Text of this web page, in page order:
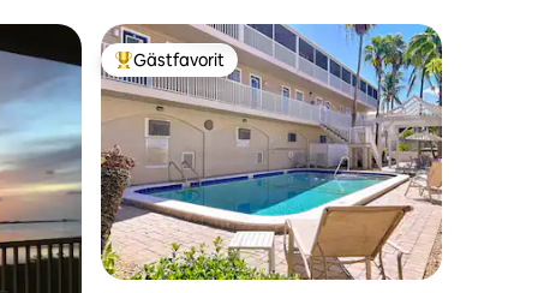
Populär gästfavorit
Gästfavorit